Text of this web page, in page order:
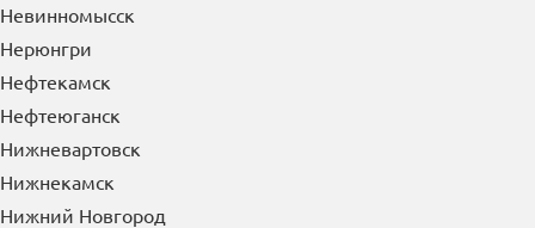
Н
Набережные Челны
Назарово
Назрань
Нальчик
Наро-Фоминск
Находка